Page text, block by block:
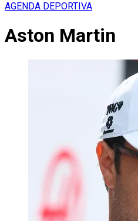
AGENDA DEPORTIVA
Aston Martin